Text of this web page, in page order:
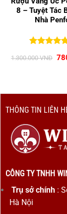
8 – Tuyệt Tác
Nhà
đánh giá
1.300.000VNĐ Giá
THÔNG TIN LIÊN
CÔNG TY TNHH
Trụ sở chính:
Hà Nội